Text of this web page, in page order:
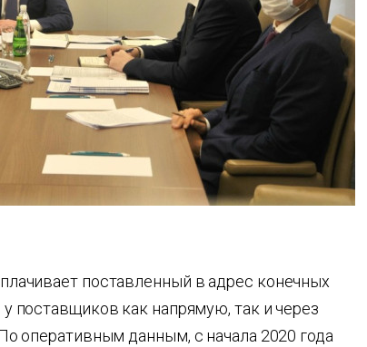
поставленный в адрес конечных
поставщиков как напрямую, так и через
оперативным данным, с начала 2020 года